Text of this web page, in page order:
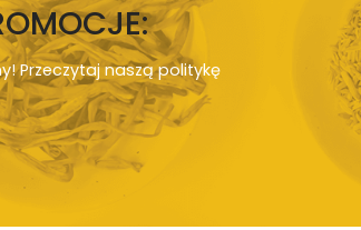
Przeczytaj nasząpolitykę